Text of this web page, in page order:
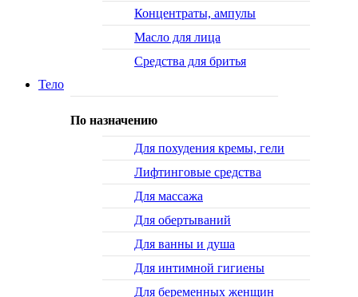
Концентраты, ампулы
Масло для лица
Средства для бритья
Тело
По назначению
Для похудения кремы, гели
Лифтинговые средства
Для массажа
Для обертываний
Для ванны и душа
Для интимной гигиены
Для беременных женщин